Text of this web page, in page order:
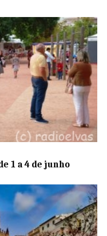
1 a 4 de junho